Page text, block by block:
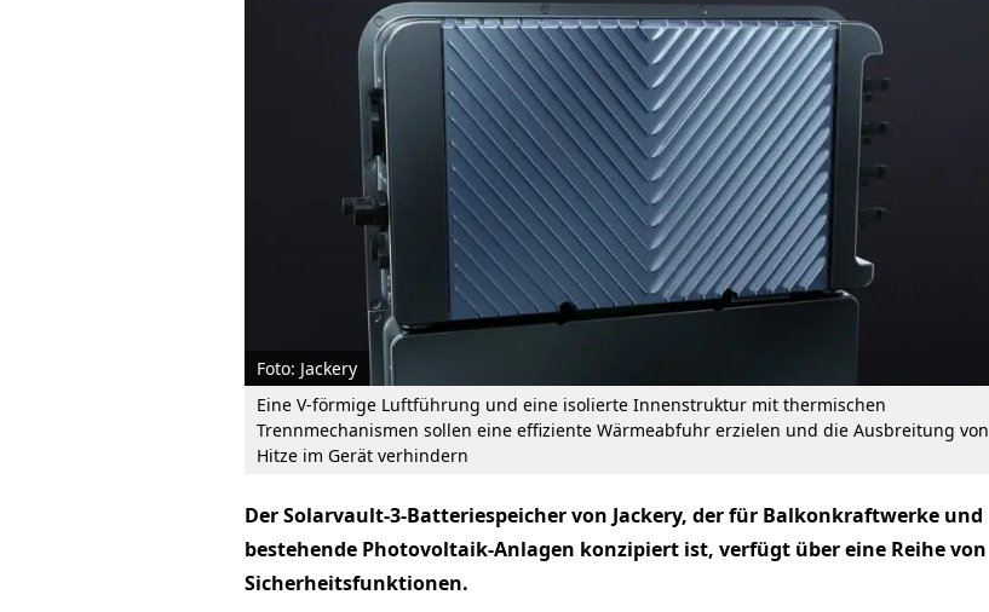
Foto: Jackery
Eine V-förmige Luftführung und eine isolierte Innenstruktur mit thermischen
Trennmechanismen sollen eine effiziente Wärmeabfuhr erzielen und die Ausbreitung von
Hitze im Gerät verhindern
Der Solarvault-3-Batteriespeicher von Jackery, der für Balkonkraftwerke und
bestehende Photovoltaik-Anlagen konzipiert ist, verfügt über eine Reihe von
Sicherheitsfunktionen.